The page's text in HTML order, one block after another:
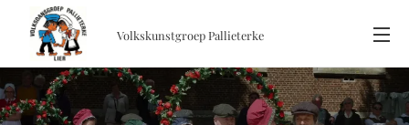
VolkskunstgroepPallieterke